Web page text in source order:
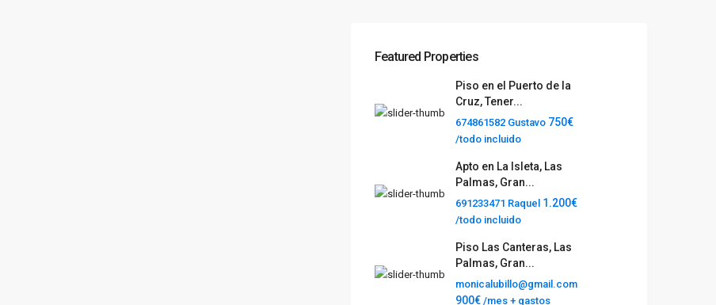
Featured Properties
Piso en el Puerto de la
Cruz, Tener...
674861582 Gustavo 750€
/todo incluido
Apto en La Isleta, Las
Palmas, Gran...
691233471 Raquel 1.200€
/todo incluido
Piso Las Canteras, Las
Palmas, Gran...
monicalubillo@gmail.com
900€ /mes + gastos